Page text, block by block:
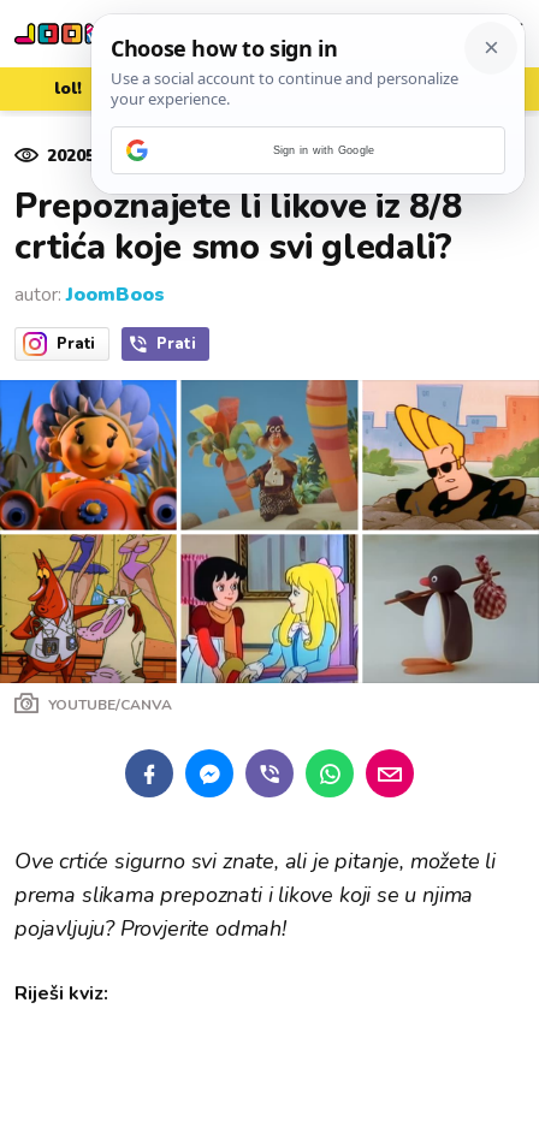
lol! aww vrh! woot?!
20205 pregleda
Prepoznajete li likove iz 8/8
crtića koje smo svi gledali?
autor:JoomBoos
Prati Prati
YOUTUBE/CANVA
Ove crtiće sigurno svi znate, ali je pitanje, možete li
prema slikama prepoznati i likove koji se u njima
pojavljuju? Provjerite odmah!
Riješi kviz:
Sign in with Google